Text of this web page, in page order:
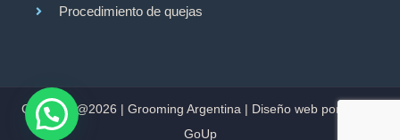
Procedimiento de quejas
Copyright@2026 | Grooming Argentina | Diseño web por Studio
GoUp